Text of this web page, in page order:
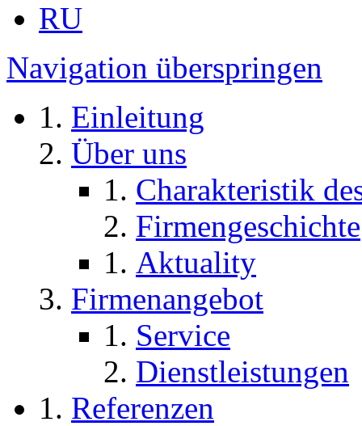
RU
Navigation überspringen
Einleitung
Über uns
Charakteristik
Firmengeschichte
Aktuality
Firmenangebot
Service
Dienstleistungen
Referenzen